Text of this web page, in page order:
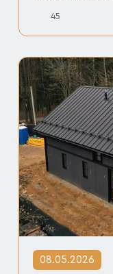
45
08.05.2026